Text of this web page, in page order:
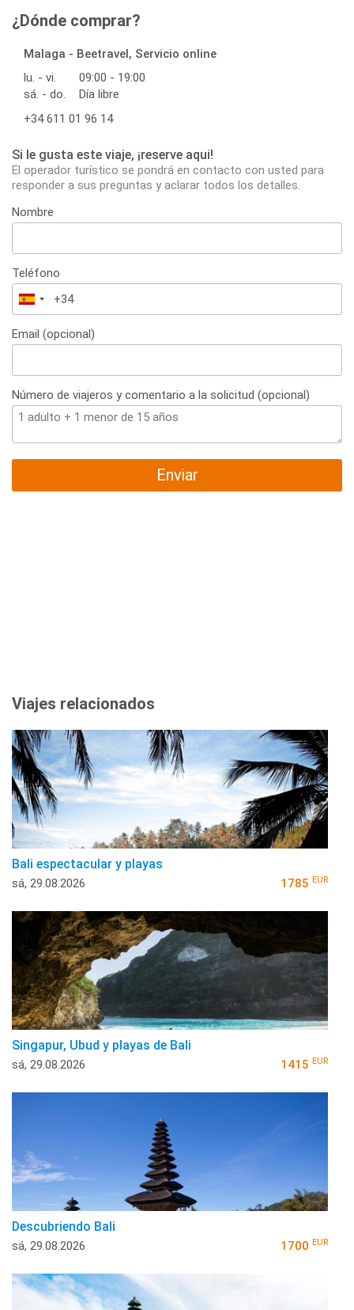
¿Dónde comprar?
Malaga - Beetravel, Servicio online
lu. - vi.
09:00 - 19:00
sá. - do.
Día libre
+34 611 01 96 14
Si le gusta este viaje, ¡reserve aqui!
El operador turístico se pondrá en contacto con usted para
responder a sus preguntas y aclarar todos los detalles.
Nombre
Teléfono
España
+34
Email (opcional)
Número de viajeros y comentario a la solicitud (opcional)
Enviar
Viajes relacionados
Bali espectacular y playas
sá, 29.08.2026 1785 EUR
Singapur, Ubud y playas de Bali
sá, 29.08.2026 1415 EUR
Descubriendo Bali
sá, 29.08.2026 1700 EUR